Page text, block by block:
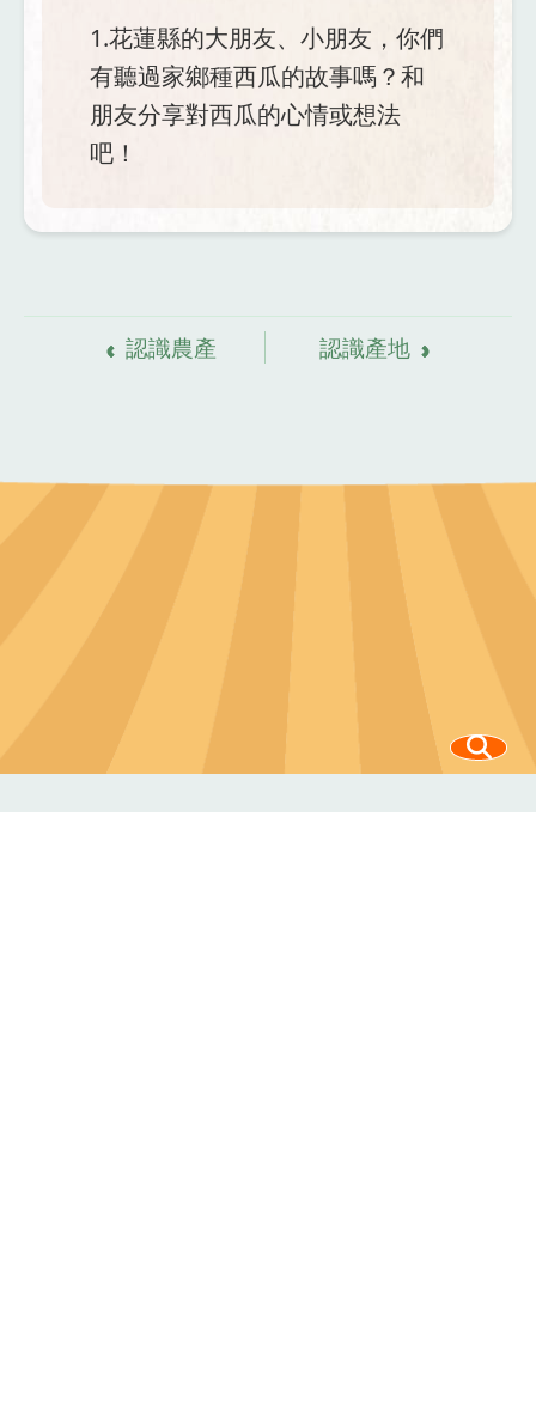
1.花蓮縣的大朋友、小朋友，你們
有聽過家鄉種西瓜的故事嗎？和
朋友分享對西瓜的心情或想法
吧！
認識農產
認識產地